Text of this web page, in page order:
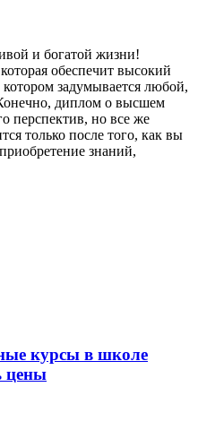
и богатой жизни!
обеспечит высокий
задумывается любой,
диплом о высшем
перспектив, но все же
только после того, как вы
знаний,
курсы в школе
цены